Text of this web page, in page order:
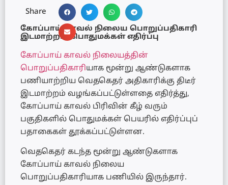
Share
கோப்பாய் காவல் நிலைய பொறுப்பதிகாரி
இடமாற்றம்: பொதுமக்கள் எதிர்ப்பு
கோப்பாய் காவல் நிலையத்தின்
பொறுப்பதிகாரியாக மூன்று ஆண்டுகளாக
பணியாற்றிய வெதகெதர் அதிகாரிக்கு திடீர்
இடமாற்றம் வழங்கப்பட்டுள்ளதை எதிர்த்து,
கோப்பாய் காவல் பிரிவின் கீழ் வரும்
பகுதிகளில் பொதுமக்கள் பெயரில் எதிர்ப்புப்
பதாகைகள் தூக்கப்பட்டுள்ளன.
வெதகெதர் கடந்த மூன்று ஆண்டுகளாக
கோப்பாய் காவல் நிலைய
பொறுப்பதிகாரியாக பணியில் இருந்தார்.